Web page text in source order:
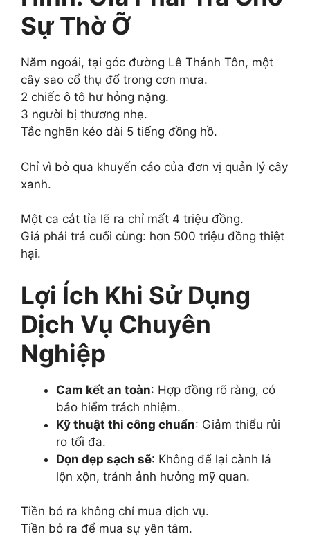
Sự Thờ Ỡ
Năm ngoái, tại góc đường Lê Thánh Tôn, một
cây sao cổ thụ đổ trong cơn mưa.
2 chiếc ô tô hư hỏng nặng.
3 người bị thương nhẹ.
Tắc nghẽn kéo dài 5 tiếng đồng hồ.
Chỉ vì bỏ qua khuyến cáo của đơn vị quản lý cây
xanh.
Một ca cắt tỉa lẽ ra chỉ mất 4 triệu đồng.
Giá phải trả cuối cùng: hơn 500 triệu đồng thiệt
hại.
Lợi Ích Khi Sử Dụng
Dịch Vụ Chuyên
Nghiệp
Cam kết an toàn: Hợp đồng rõ ràng, có
bảo hiểm trách nhiệm.
Kỹ thuật thi công chuẩn: Giảm thiểu rủi
ro tối đa.
Dọn dẹp sạch sẽ: Không để lại cành lá
lộn xộn, tránh ảnh hưởng mỹ quan.
Tiền bỏ ra không chỉ mua dịch vụ.
Tiền bỏ ra để mua sự yên tâm.